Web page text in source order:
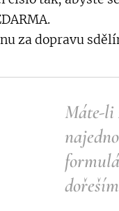
za dopravu
Máte-li